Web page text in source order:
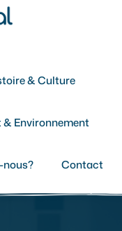
& Culture
Environnement
nous? Contact